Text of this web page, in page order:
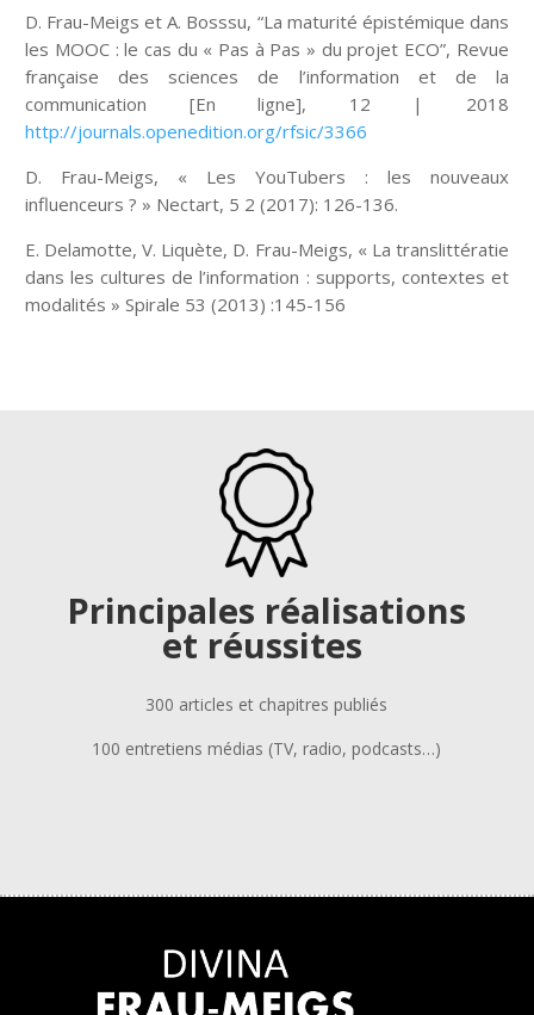
D. Frau-Meigs et A. Bosssu, “La maturité épistémique dans
les MOOC : le cas du « Pas à Pas » du projet ECO”, Revue
française des sciences de l’information et de la
communication [En ligne], 12 | 2018
http://journals.openedition.org/rfsic/3366
D. Frau-Meigs, « Les YouTubers : les nouveaux
influenceurs ? » Nectart, 5 2 (2017): 126-136.
E. Delamotte, V. Liquète, D. Frau-Meigs, « La translittératie
dans les cultures de l’information : supports, contextes et
modalités » Spirale 53 (2013) :145-156
Principales réalisations
et réussites
300 articles et chapitres publiés
100 entretiens médias (TV, radio, podcasts…)